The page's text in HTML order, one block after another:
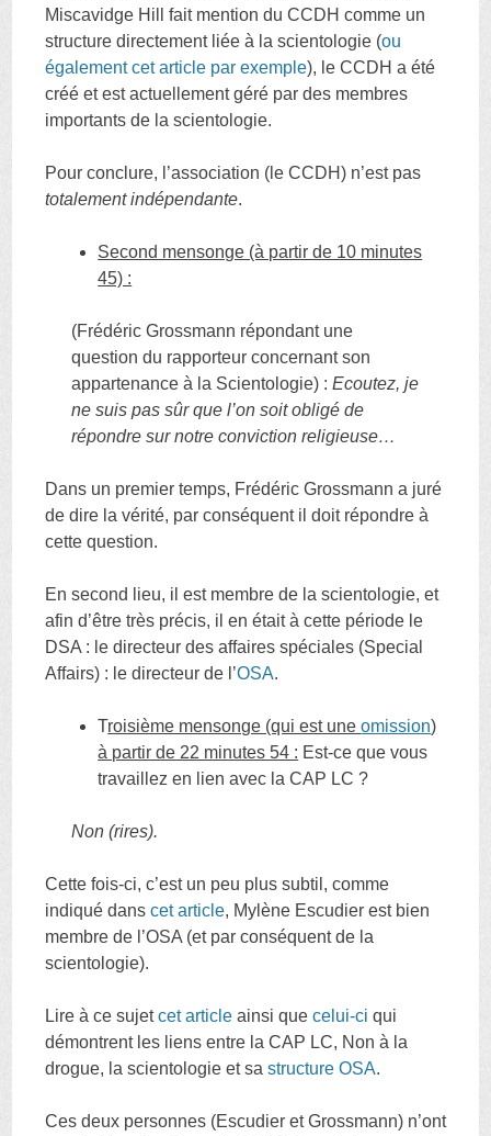
Miscavidge Hill fait mention du CCDH comme un
structure directement liée à la scientologie (ou
également cet article par exemple), le CCDH a été
créé et est actuellement géré par des membres
importants de la scientologie.
Pour conclure, l’association (le CCDH) n’est pas
totalement indépendante.
Second mensonge (à partir de 10 minutes
45) :
(Frédéric Grossmann répondant une
question du rapporteur concernant son
appartenance à la Scientologie) :Ecoutez, je
ne suis pas sûr que l’on soit obligé de
répondre sur notre conviction religieuse…
Dans un premier temps, Frédéric Grossmann a juré
de dire la vérité, par conséquent il doit répondre à
cette question.
En second lieu, il est membre de la scientologie, et
afin d’être très précis, il en était à cette période le
DSA : le directeur des affaires spéciales (Special
Affairs) : le directeur de l’OSA.
Troisième mensonge (qui est uneomission)
à partir de 22 minutes 54 : Est-ce que vous
travaillez en lien avec la CAP LC ?
Non (rires).
Cette fois-ci, c’est un peu plus subtil, comme
indiqué danscet article, Mylène Escudier est bien
membre de l’OSA (et par conséquent de la
scientologie).
Lire à ce sujetcet article ainsi quecelui-ci qui
démontrent les liens entre la CAP LC, Non à la
drogue, la scientologie et sastructure OSA.
Ces deux personnes (Escudier et Grossmann) n’ont